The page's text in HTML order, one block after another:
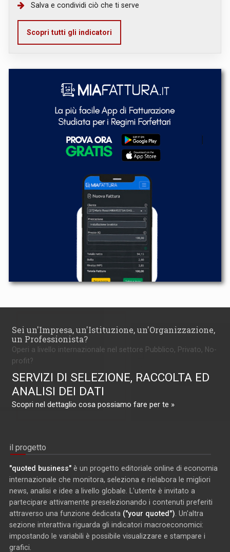
Salva e condividi ciò che ti serve
Scopri tutti gli indicatori
Sei un'Impresa, un'Istituzione, un'Organizzazione,
un Professionista?
Operi a livello internazionale nel settore Pubblico, Privato, No-
profit?
SERVIZI DI SELEZIONE, RACCOLTA ED
ANALISI DEI DATI
Scopri nel dettaglio cosa possiamo fare per te »
il progetto
"quoted business" è un progetto editoriale online di economia
internazionale che monitora, seleziona e rielabora le migliori
news, analisi e idee a livello globale. L'utente è invitato a
partecipare attivamente preselezionando i contenuti preferiti
attraverso una funzione dedicata ("your quoted") . Un'altra
sezione interattiva riguarda gli indicatori macroeconomici:
impostando le variabili è possibile visualizzare e stampare i
grafici.